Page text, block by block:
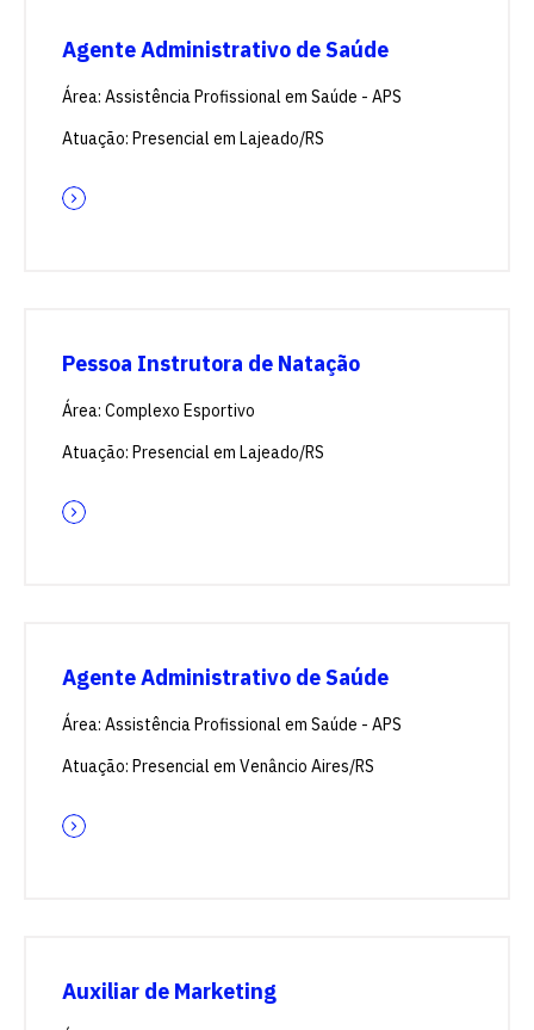
Agente Administrativo de Saúde
Área: Assistência Profissional em Saúde - APS
Atuação: Presencial em Lajeado/RS
Pessoa Instrutora de Natação
Área: Complexo Esportivo
Atuação: Presencial em Lajeado/RS
Agente Administrativo de Saúde
Área: Assistência Profissional em Saúde - APS
Atuação: Presencial em Venâncio Aires/RS
Auxiliar de Marketing
Escolha a vaga que você
quer concorrer: